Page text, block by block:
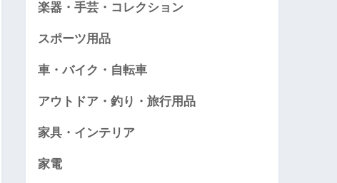
楽器・手芸・コレクション
スポーツ用品
車・バイク・自転車
アウトドア・釣り・旅行用品
家具・インテリア
家電